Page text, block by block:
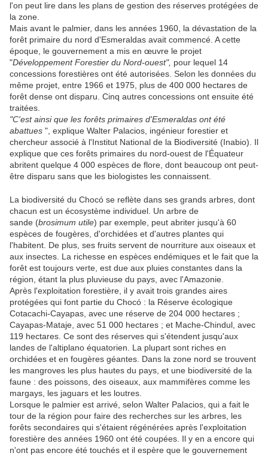
l'on peut lire dans les plans de gestion des réserves protégées de
la zone.
Mais avant le palmier, dans les années 1960, la dévastation de la
forêt primaire du nord d'Esmeraldas avait commencé. A cette
époque, le gouvernement a mis en œuvre le projet
"Développement Forestier du Nord-ouest", pour lequel 14
concessions forestières ont été autorisées. Selon les données du
même projet, entre 1966 et 1975, plus de 400 000 hectares de
forêt dense ont disparu. Cinq autres concessions ont ensuite été
traitées.
"C'est ainsi que les forêts primaires d'Esmeraldas ont été
abattues ", explique Walter Palacios, ingénieur forestier et
chercheur associé à l'Institut National de la Biodiversité (Inabio). Il
explique que ces forêts primaires du nord-ouest de l'Équateur
abritent quelque 4 000 espèces de flore, dont beaucoup ont peut-
être disparu sans que les biologistes les connaissent.
La biodiversité du Chocó se reflète dans ses grands arbres, dont
chacun est un écosystème individuel. Un arbre de
sande (brosimum utile) par exemple, peut abriter jusqu'à 60
espèces de fougères, d'orchidées et d'autres plantes qui
l'habitent. De plus, ses fruits servent de nourriture aux oiseaux et
aux insectes. La richesse en espèces endémiques et le fait que la
forêt est toujours verte, est due aux pluies constantes dans la
région, étant la plus pluvieuse du pays, avec l'Amazonie.
Après l'exploitation forestière, il y avait trois grandes aires
protégées qui font partie du Chocó : la Réserve écologique
Cotacachi-Cayapas, avec une réserve de 204 000 hectares ;
Cayapas-Mataje, avec 51 000 hectares ; et Mache-Chindul, avec
119 hectares. Ce sont des réserves qui s'étendent jusqu'aux
landes de l'altiplano équatorien. La plupart sont riches en
orchidées et en fougères géantes. Dans la zone nord se trouvent
les mangroves les plus hautes du pays, et une biodiversité de la
faune : des poissons, des oiseaux, aux mammifères comme les
margays, les jaguars et les loutres.
Lorsque le palmier est arrivé, selon Walter Palacios, qui a fait le
tour de la région pour faire des recherches sur les arbres, les
forêts secondaires qui s'étaient régénérées après l'exploitation
forestière des années 1960 ont été coupées. Il y en a encore qui
n'ont pas encore été touchés et il espère que le gouvernement